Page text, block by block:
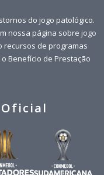
do jogo patológico.
nossa página sobre jogo
recursos de programas
Benefício de Prestação